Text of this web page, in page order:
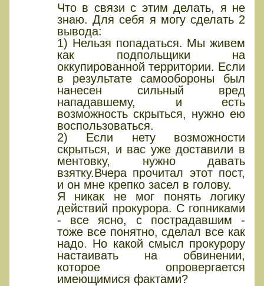
Что в связи с этим делать, я не
знаю. Для себя я могу сделать 2
вывода:
1) Нельзя попадаться. Мы живем
как подпольщики на
оккупированной территории. Если
в результате самообороны был
нанесен сильный вред
нападавшему, и есть
возможность скрыться, нужно ею
воспользоваться.
2) Если нету возможности
скрыться, и вас уже доставили в
ментовку, нужно давать
взятку.Вчера прочитал этот пост,
и он мне крепко засел в голову.
Я никак не мог понять логику
действий прокурора. С гопниками
- все ясно, с пострадавшим -
тоже все понятно, сделал все как
надо. Но какой смысл прокурору
настаивать на обвинении,
которое опровергается
имеющимися фактами?